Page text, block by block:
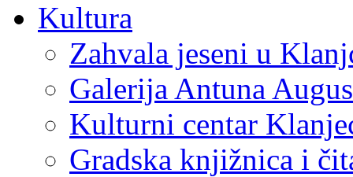
Kultura
Zahvala jeseni u
Galerija Antuna
Kulturni centar
Gradska knjižnica i